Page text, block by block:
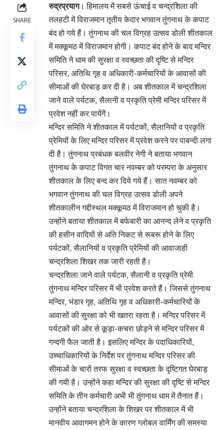
SHARE
रुद्रप्रयाग। हिमालय में सबसे ऊंचाई व चन्द्रशिला की
तलहटी में विराजमान तृतीय केदार भगवान तुंगनाथ के कपाट
बंद हो गये हैं। तुंगनाथ की चल विग्रह उत्सव डोली शीतकाल
में मक्कूमठ में विराजमान होगी। कपाट बंद होने के बाद मन्दिर
समिति ने धाम की सुरक्षा व स्वच्छता की दृष्टि से मन्दिर
परिसर, अतिथि गृह व अधिकारी-कर्मचारियों के आवासों की
सीमाओं की घेरबाड़ कर दी है। अब शीतकाल में चन्द्रशिला
जाने वाले पर्यटक, सैलानी व प्रकृति प्रेमी मन्दिर परिसर में
प्रवेश नहीं कर पायेंगें।
मन्दिर समिति ने शीतकाल में पर्यटकों, सैलानियों व प्रकृति
प्रेमियों के लिए मन्दिर परिसर में प्रवेश करने पर पाबन्दी लगा
दी है। तुंगनाथ प्रबंधक बलवीर नेगी ने बताया भगवान
तुंगनाथ के कपाट विगत चार नवम्बर को परम्परा के अनुसार
शीतकाल के लिए बन्द कर दिये गये हैं। सात नवम्बर को
भगवान तुंगनाथ की चल विग्रह उत्सव डोली अपने
शीतकालीन गद्दीस्थल मक्कूमठ में विराजमान हो चुकी है।
उन्होंने बताया शीतकाल में बर्फबारी का आनन्द लेने व प्रकृति
की हसीन वादियों से अति निकट से रूबरू होने के लिए
पर्यटकों, सैलानियों व प्रकृति प्रेमियों की आवाजाही
चन्द्रशिला शिखर तक जारी रहती है।
चन्द्रशिला जाने वाले पर्यटक, सैलानी व प्रकृति प्रेमी
तुंगनाथ मन्दिर परिसर में भी प्रवेश करते हैं। जिससे तुंगनाथ
मन्दिर, भंडार गृह, अतिथि गृह व अधिकारी-कर्मचारियों के
आवासों की सुरक्षा को भी खतरा रहता है। मन्दिर परिसर में
पर्यटकों की ओर से कूड़ा-कचरा छोड़ने से मन्दिर परिसर में
गन्दगी फैल जाती है। इसलिए मन्दिर के पदाधिकारियों,
उच्चाधिकारियों के निर्देश पर तुंगनाथ मन्दिर परिसर की
सीमाओं के चारों तरफ सुरक्षा व स्वच्छता के दृष्टिगत घेरबाड़
की गयी है। उन्होंने कहा मन्दिर की सुरक्षा की दृष्टि से मन्दिर
समिति के तीन कर्मचारी अभी भी तुंगनाथ धाम में तैनात हैं।
उन्होंने बताया चन्द्रशिला के शिखर पर शीतकाल में भी
मानवीय आवागमन होने के कारण ग्लोबल वार्मिंग की समस्या